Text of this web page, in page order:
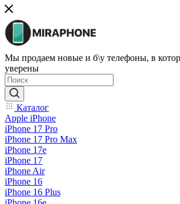
Мы продаем новые и б\у телефоны, в
уверены
Каталог
Apple iPhone
iPhone 17 Pro
iPhone 17 Pro Max
iPhone 17e
iPhone 17
iPhone Air
iPhone 16
iPhone 16 Plus